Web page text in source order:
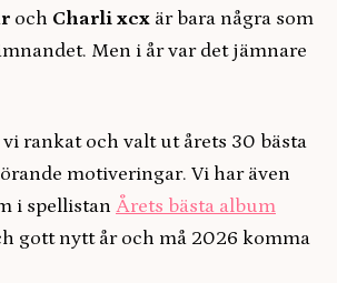
och Charli xcx är bara några som
Men i år var det jämnare
rankat och valt ut årets 30 bästa
motiveringar. Vi har även
i spellistan Årets bästa album
gott nytt år och må 2026 komma